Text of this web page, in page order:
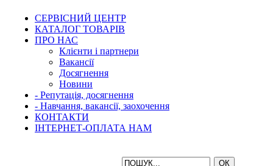
СЕРВІСНИЙ ЦЕНТР
КАТАЛОГ ТОВАРІВ
ПРО НАС
Клієнти і партнери
Вакансії
Досягнення
Новини
- Репутація, досягнення
- Навчання, вакансії, заохочення
КОНТАКТИ
ІНТЕРНЕТ-ОПЛАТА НАМ